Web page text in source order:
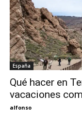
España
Qué hacer en
vacaciones
alfonso